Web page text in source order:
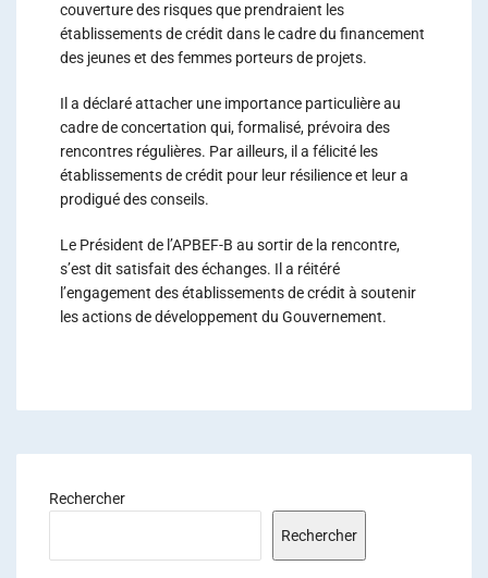
couverture des risques que prendraient les
établissements de crédit dans le cadre du financement
des jeunes et des femmes porteurs de projets.
Il a déclaré attacher une importance particulière au
cadre de concertation qui, formalisé, prévoira des
rencontres régulières. Par ailleurs, il a félicité les
établissements de crédit pour leur résilience et leur a
prodigué des conseils.
Le Président de l’APBEF-B au sortir de la rencontre,
s’est dit satisfait des échanges. Il a réitéré
l’engagement des établissements de crédit à soutenir
les actions de développement du Gouvernement.
Rechercher
Rechercher